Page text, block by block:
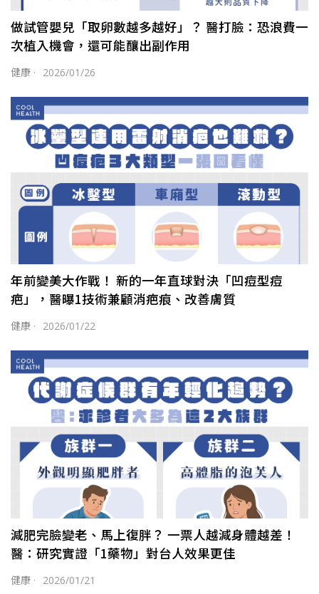
做試管嬰兒「取卵數越多越好」？ 醫打臉：恐浪費一
次植入機會，還可能釀出副作用
健康 · 2026/01/26
年前變美大作戰！ 新的一年直球對決「凹痘型痘
疤」，醫曝1技術兼顧消疤痕、改善膚質
健康 · 2026/01/22
減肥完臉變老、馬上復胖？ 一票人越減身體越差！
醫：研究實證「1藥物」對台人效果更佳
健康 · 2026/01/21